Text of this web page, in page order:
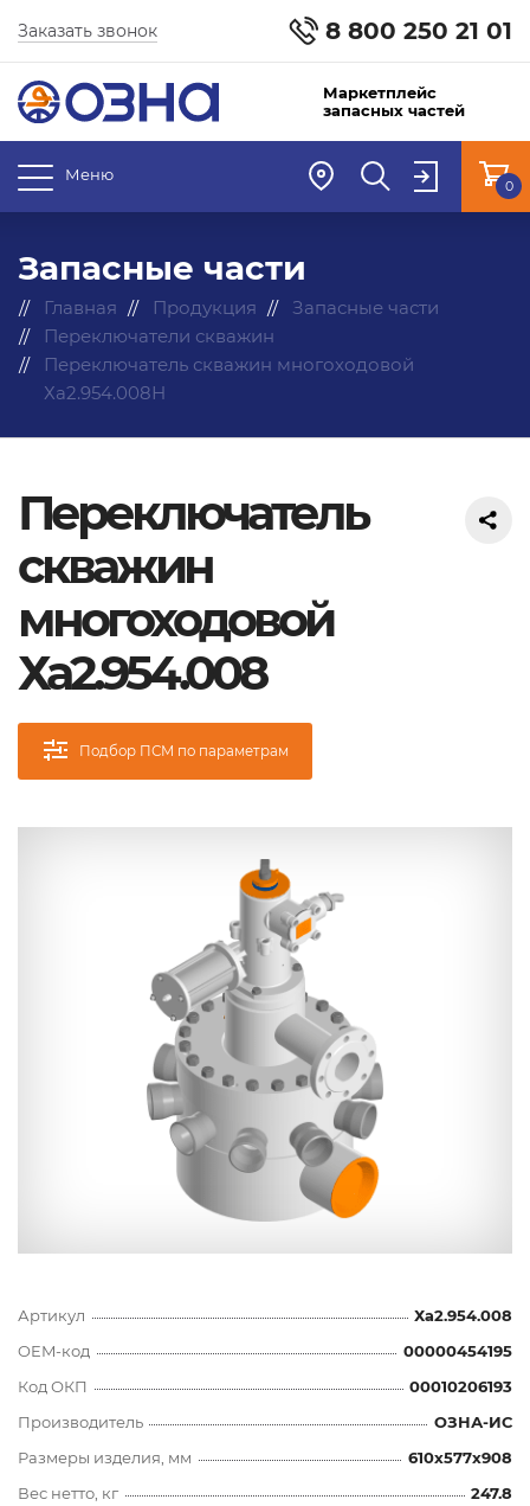
8 800 250 21 01
Заказать звонок
Маркетплейс
запасных частей
Меню
0
Запасные части
Главная Продукция
Запасные части
Переключатели скважин
Переключатель скважин многоходовой
Ха2.954.008Н
Переключатель
скважин
многоходовой
Ха2.954.008
Подбор ПСМ по параметрам
Артикул
Ха2.954.008
OEM-код
00000454195
Код ОКП
00010206193
Производитель
ОЗНА-ИС
Размеры изделия, мм
610x577x908
Вес нетто, кг
247.8